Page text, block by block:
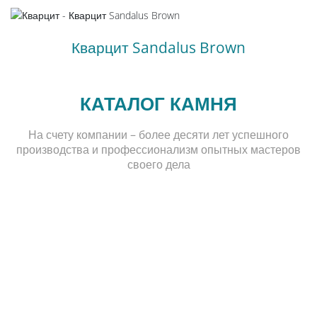
Кварцит Sandalus Brown
КАТАЛОГ КАМНЯ
На счету компании – более десяти лет успешного
производства и профессионализм опытных мастеров
своего дела